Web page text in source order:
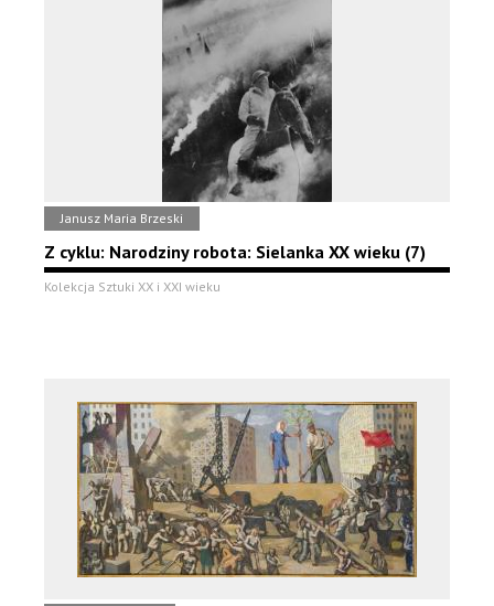
Janusz Maria Brzeski
Z cyklu: Narodziny robota: Sielanka XX wieku (7)
Kolekcja Sztuki XX i XXI wieku